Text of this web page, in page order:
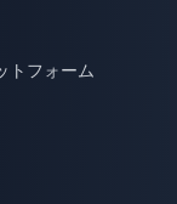
トフォーム